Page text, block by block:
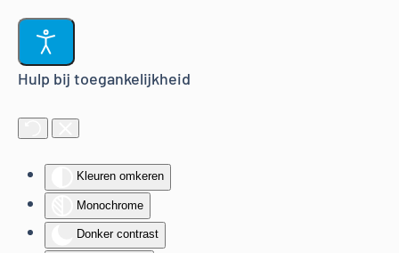
Hulp bij toegankelijkheid
Kleuren omkeren
Monochrome
Donker contrast
Terug naar hoofdinhoud